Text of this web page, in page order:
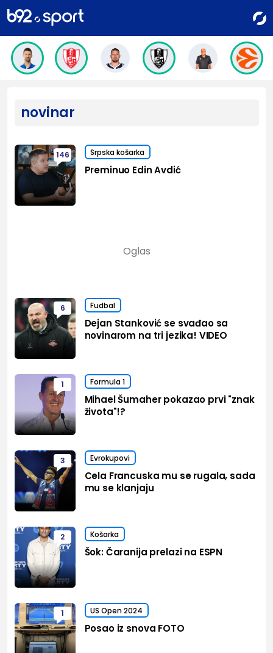
novinar
146 Srpska košarka
Preminuo Edin Avdić
6 Fudbal
Dejan Stanković se svađao sa
novinarom na tri jezika! VIDEO
1 Formula 1
Mihael Šumaher pokazao prvi "znak
života"!?
3 Evrokupovi
Cela Francuska mu se rugala, sada
mu se klanjaju
2 Košarka
Šok: Čaranija prelazi na ESPN
1 US Open 2024
Posao iz snova FOTO